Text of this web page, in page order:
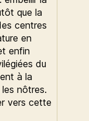
que la
centres
en
enfin
du
à la
nôtres.
vers cette